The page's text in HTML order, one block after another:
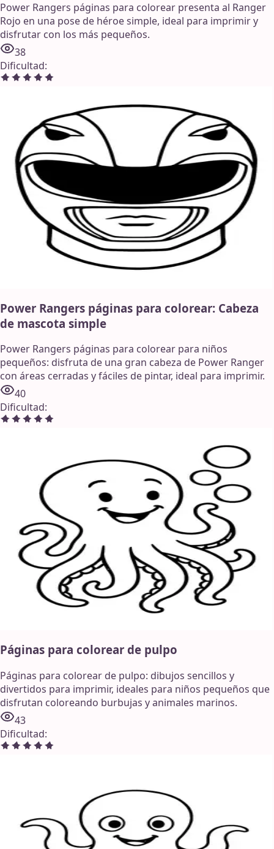
Power Rangers páginas para colorear presenta al Ranger
Rojo en una pose de héroe simple, ideal para imprimir y
disfrutar con los más pequeños.
38
Dificultad:
Power Rangers páginas para colorear: Cabeza
de mascota simple
Power Rangers páginas para colorear para niños
pequeños: disfruta de una gran cabeza de Power Ranger
con áreas cerradas y fáciles de pintar, ideal para imprimir.
40
Dificultad:
Páginas para colorear de pulpo
Páginas para colorear de pulpo: dibujos sencillos y
divertidos para imprimir, ideales para niños pequeños que
disfrutan coloreando burbujas y animales marinos.
43
Dificultad: